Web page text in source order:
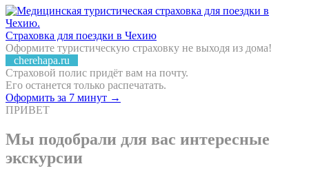
Страховка для поездки в Чехию
Оформите туристическую страховку не выходя из дома!
cherehapa.ru
Страховой полис придёт вам на почту.
Его останется только распечатать.
Оформить за 7 минут →
ПРИВЕТ
Мы подобрали для вас интересные
экскурсии